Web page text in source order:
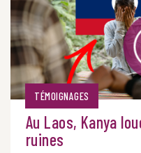
TÉMOIGNAGES
Au Laos, Kanya
ruines